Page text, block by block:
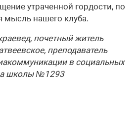
утраченной гордости, по
мысль нашего клуба.
почетный житель
преподаватель
в социальных
школы №1293